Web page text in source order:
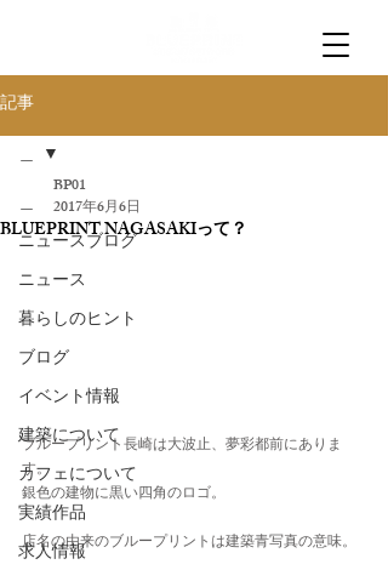
記事
＿
ニュースブログ
ニュース
暮らしのヒント
ブログ
イベント情報
建築について
カフェについて
実績作品
求人情報
＿
BLUEPRINT NAGASAKIって？
BP01
2017年6月6日
ブループリント長崎は大波止、夢彩都前にありま
す。
銀色の建物に黒い四角のロゴ。
店名の由来のブループリントは建築青写真の意味。